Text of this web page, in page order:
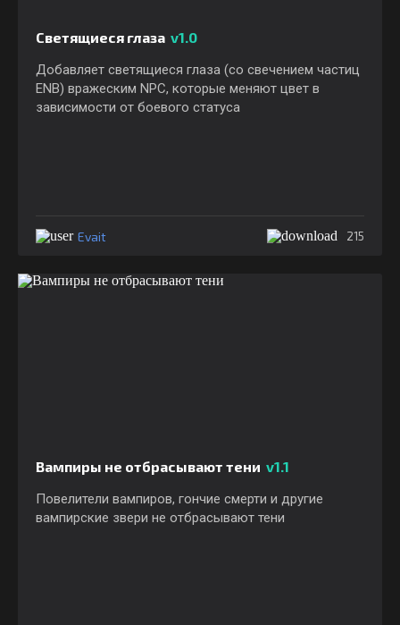
Светящиеся глаза v1.0
Добавляет светящиеся глаза (со свечением частиц
ENB) вражеским NPC, которые меняют цвет в
зависимости от боевого статуса
Evait 215
Вампиры не отбрасывают тени v1.1
Повелители вампиров, гончие смерти и другие
вампирские звери не отбрасывают тени